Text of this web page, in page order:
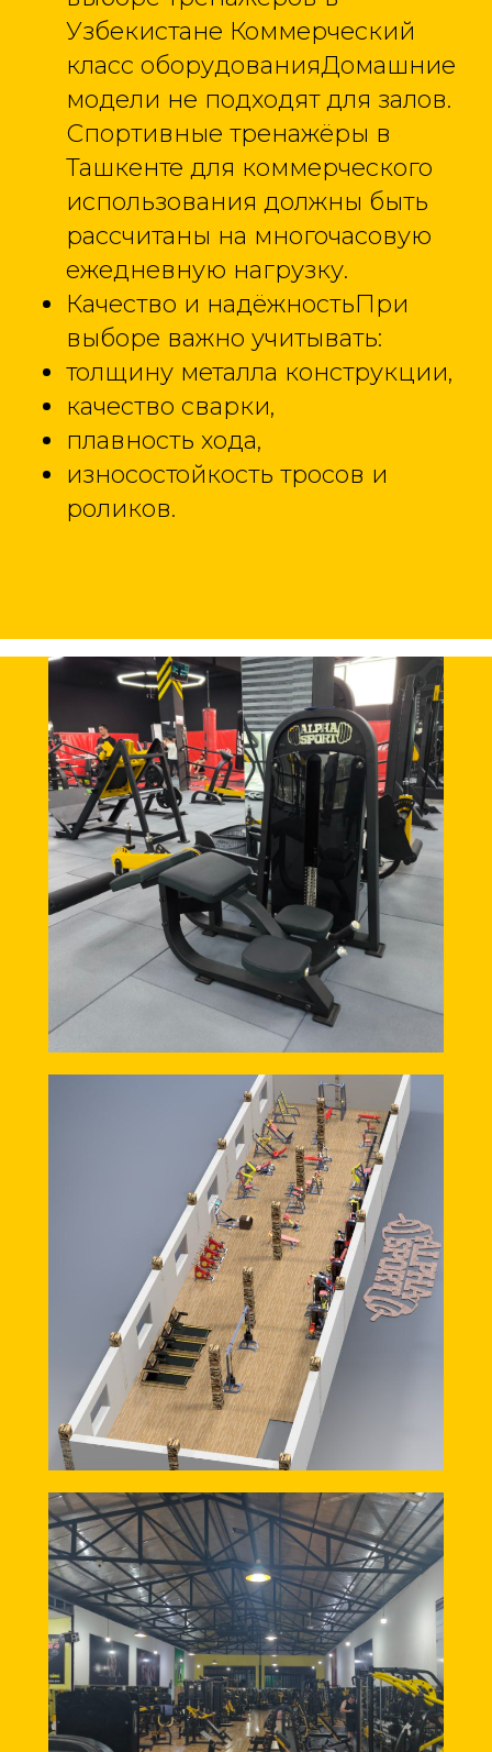
Узбекистане Коммерческий
класс оборудованияДомашние
модели не подходят для залов.
Спортивные тренажёры в
Ташкенте для коммерческого
использования должны быть
рассчитаны на многочасовую
ежедневную нагрузку.
Качество и надёжностьПри
выборе важно учитывать:
толщину металла конструкции,
качество сварки,
плавность хода,
износостойкость тросов и
роликов.